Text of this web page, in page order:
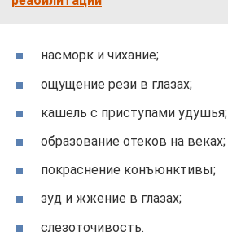
насморк и чихание;
ощущение рези в глазах;
кашель с приступами удушья;
образование отеков на веках;
покраснение конъюнктивы;
зуд и жжение в глазах;
слезоточивость.